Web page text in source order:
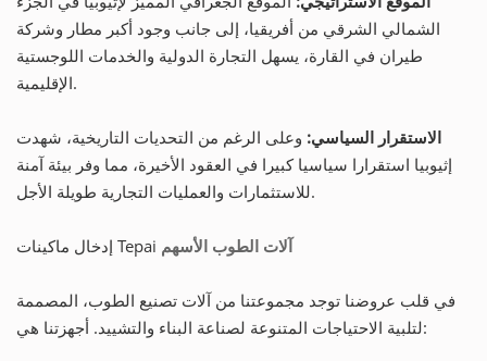
الشمالي الشرقي من أفريقيا، إلى جانب وجود أكبر مطار وشركة
طيران في القارة، يسهل التجارة الدولية والخدمات اللوجستية
الإقليمية.
الاستقرار السياسي: وعلى الرغم من التحديات التاريخية، شهدت
إثيوبيا استقرارا سياسيا كبيرا في العقود الأخيرة، مما وفر بيئة آمنة
للاستثمارات والعمليات التجارية طويلة الأجل.
إدخال ماكينات Tepai آلات الطوب الأسهم
في قلب عروضنا توجد مجموعتنا من آلات تصنيع الطوب، المصممة
لتلبية الاحتياجات المتنوعة لصناعة البناء والتشييد. أجهزتنا هي: